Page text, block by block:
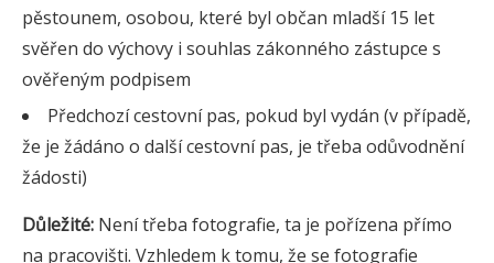
pěstounem, osobou, které byl občan mladší 15 let
svěřen do výchovy i souhlas zákonného zástupce s
ověřeným podpisem
Předchozí cestovní pas, pokud byl vydán (v případě,
že je žádáno o další cestovní pas, je třeba odůvodnění
žádosti)
Důležité: Není třeba fotografie, ta je pořízena přímo
na pracovišti. Vzhledem k tomu, že se fotografie